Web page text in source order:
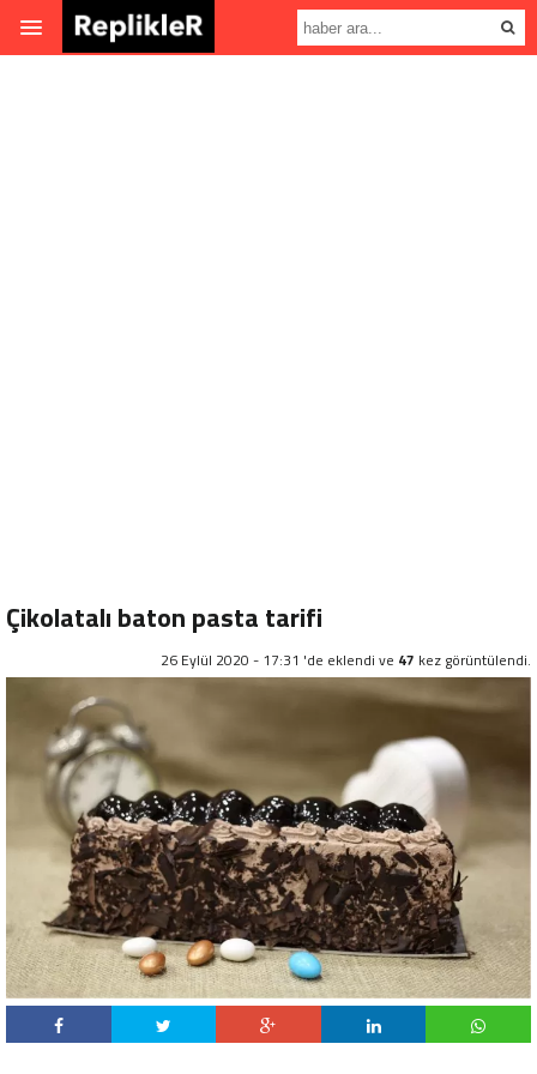
Çikolatalı baton pasta tarifi
26 Eylül 2020 - 17:31 'de eklendi ve 47 kez görüntülendi.